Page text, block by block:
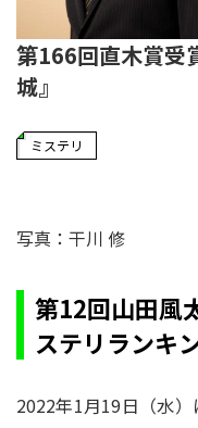
第166回直木賞
城』
ミステリ
写真：干川 修
第12回山田風
ステリランキ
2022年1月19日（水